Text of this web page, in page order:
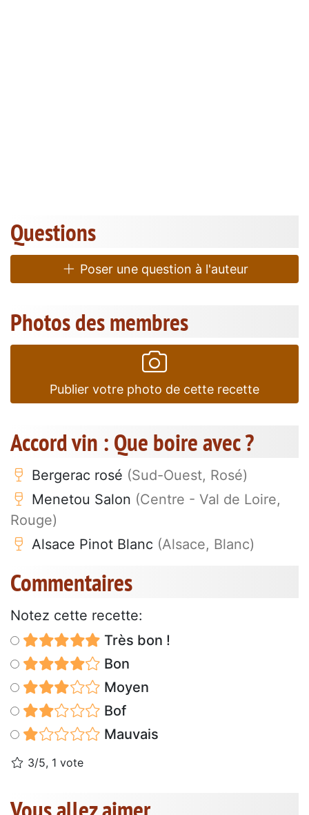
Questions
Poser une question à l'auteur
Photos des membres
Publier votre photo de cette recette
Accord vin : Que boire avec ?
Bergerac rosé (Sud-Ouest, Rosé)
Menetou Salon (Centre - Val de Loire,
Rouge)
Alsace Pinot Blanc (Alsace, Blanc)
Commentaires
Notez cette recette:
Très bon !
Bon
Moyen
Bof
Mauvais
3/5, 1 vote